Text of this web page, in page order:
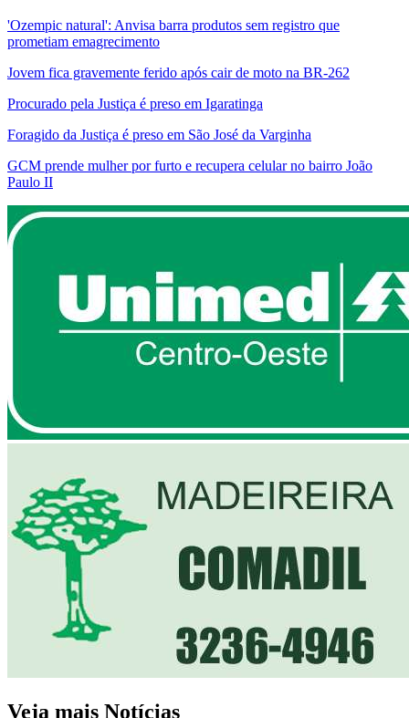
'Ozempic natural': Anvisa barra produtos sem registro que
prometiam emagrecimento
Jovem fica gravemente ferido após cair de moto na BR-262
Procurado pela Justiça é preso em Igaratinga
Foragido da Justiça é preso em São José da Varginha
GCM prende mulher por furto e recupera celular no bairro João
Paulo II
Veja mais Notícias